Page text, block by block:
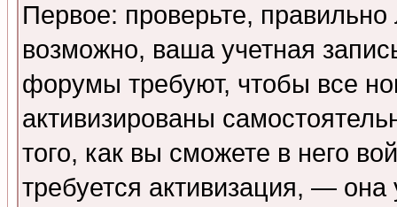
Первое: проверьте,
возможно, ваша учетная
форумы требуют, чтобы все
активизированы
того, как вы сможете в него
требуется активизация, —